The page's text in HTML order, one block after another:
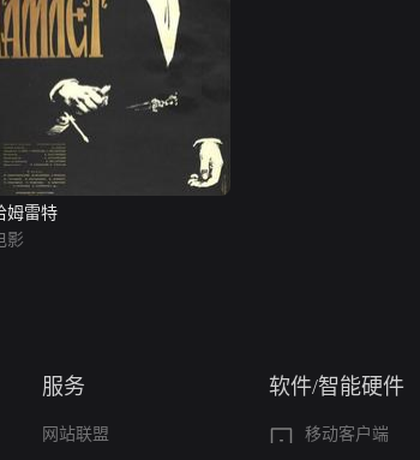
姆雷特
影
服务
网站联盟
软件/智能硬件
移动客户端